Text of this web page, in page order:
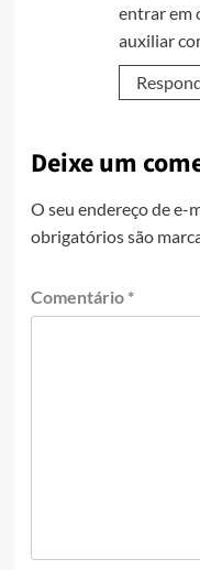
entrar em
auxiliar
Deixe um
O seu endereço de e-
obrigatórios são
Comentário *